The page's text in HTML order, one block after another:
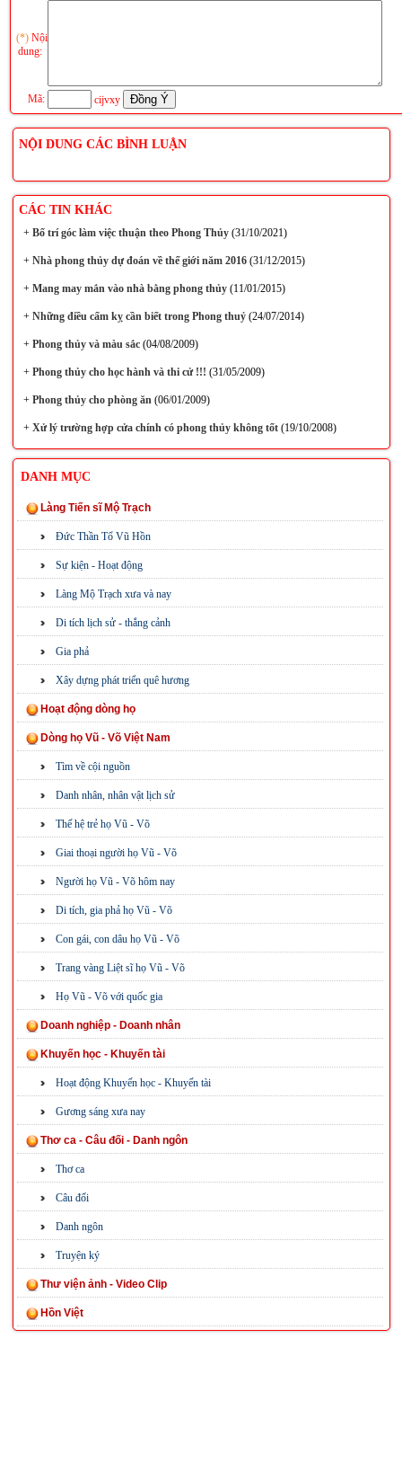
(*) Nội
dung:
Mã: cijvxy
NỘI DUNG CÁC BÌNH LUẬN
CÁC TIN KHÁC
+Bố trí góc làm việc thuận theo Phong Thủy(31/10/2021)
+Nhà phong thủy dự đoán về thế giới năm 2016(31/12/2015)
+Mang may mắn vào nhà bằng phong thủy(11/01/2015)
+Những điều cấm kỵ cần biết trong Phong thuỷ(24/07/2014)
+Phong thủy và màu sắc(04/08/2009)
+Phong thủy cho học hành và thi cử !!! (31/05/2009)
+Phong thủy cho phòng ăn(06/01/2009)
+Xử lý trường hợp cửa chính có phong thủy không tốt(19/10/2008)
DANH MỤC
Làng Tiến sĩ Mộ Trạch
Đức Thần Tổ Vũ Hồn
Sự kiện - Hoạt động
Làng Mộ Trạch xưa và nay
Di tích lịch sử - thắng cảnh
Gia phả
Xây dựng phát triển quê hương
Hoạt động dòng họ
Dòng họ Vũ - Võ Việt Nam
Tìm về cội nguồn
Danh nhân, nhân vật lịch sử
Thế hệ trẻ họ Vũ - Võ
Giai thoại người họ Vũ - Võ
Người họ Vũ - Võ hôm nay
Di tích, gia phả họ Vũ - Võ
Con gái, con dâu họ Vũ - Võ
Trang vàng Liệt sĩ họ Vũ - Võ
Họ Vũ - Võ với quốc gia
Doanh nghiệp - Doanh nhân
Khuyến học - Khuyến tài
Hoạt động Khuyến học - Khuyến tài
Gương sáng xưa nay
Thơ ca - Câu đối - Danh ngôn
Thơ ca
Câu đối
Danh ngôn
Truyện ký
Thư viện ảnh - Video Clip
Hồn Việt